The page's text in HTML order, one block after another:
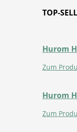
TOP-
Hurom
Zum
Hurom
Zum